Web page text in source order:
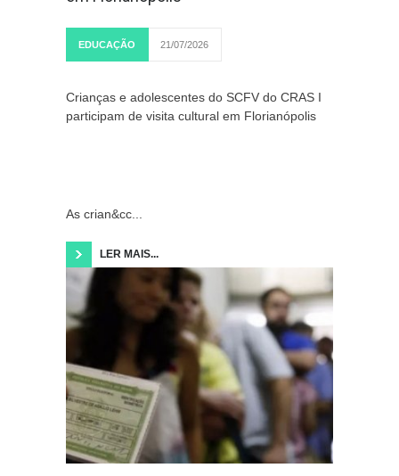
EDUCAÇÃO 21/07/2026
Crianças e adolescentes do SCFV do CRAS I
participam de visita cultural em Florianópolis
As crian&cc...
LER MAIS...